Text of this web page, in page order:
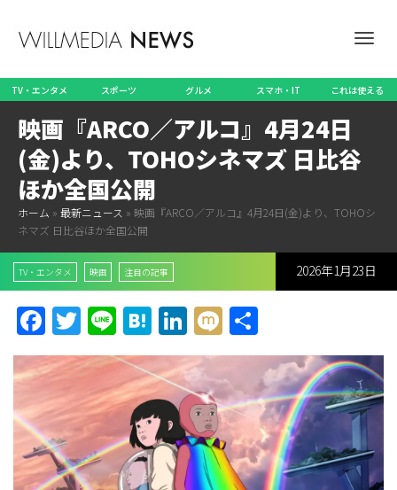
シ
ョ
TV・エンタメ スポーツ グルメ スマホ・IT これは使える
映画『ARCO／アルコ』4月24日
(金)より、TOHOシネマズ 日比谷
ほか全国公開
ホーム » 最新ニュース » 映画『ARCO／アルコ』4月24日(金)より、TOHOシ
ネマズ 日比谷ほか全国公開
TV・エンタメ 映画 注目の記事 2026年1月23日
Facebook
Twitter
LineHatena
LinkedIn
Mixi
有